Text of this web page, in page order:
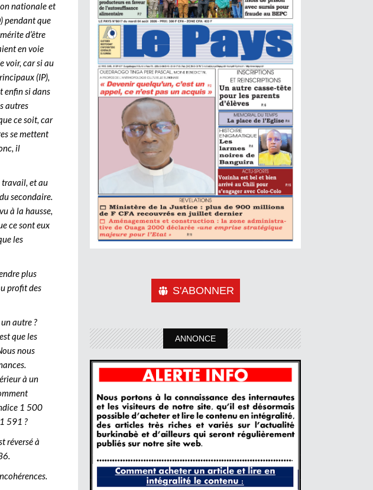
nationale et
pendant que
d’être
en voie
voir, car si au
(IP),
enfin si dans
autres
ce soit, car
se mettent
il
travail, et au
secondaire.
à la hausse,
ce sont eux
les
plus
profit des
autre ?
que les
nous
à un
1 500
591 ?
réversé à
S'ABONNER
ANNONCE